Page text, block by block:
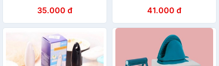
35.000 đ 41.000 đ